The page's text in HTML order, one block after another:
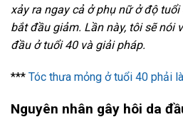
xảy ra ngay cả ở phụ nữ ở độ
bắt đầu giảm. Lần này, tôi sẽ nói
đầu ở tuổi 40 và giải pháp.
*** Tóc thưa mỏng ở tuổi 40 phải
Nguyên nhân gây hôi da